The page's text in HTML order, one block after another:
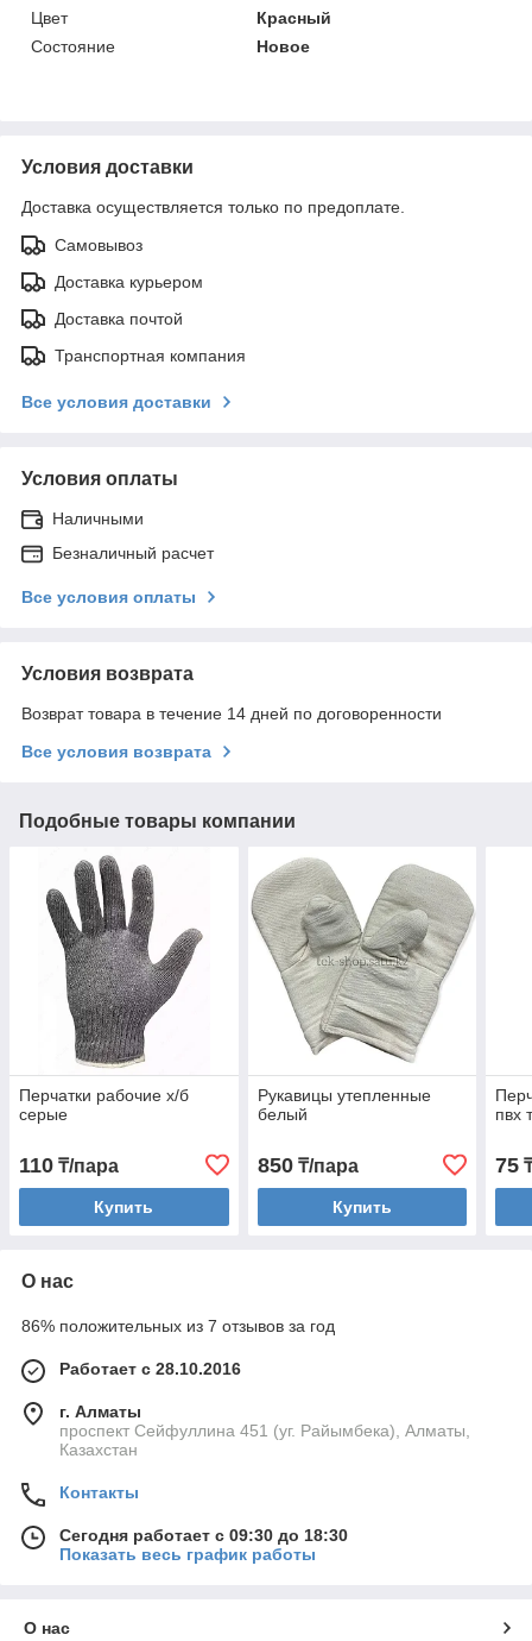
Цвет
Красный
Состояние
Новое
Условия доставки
Доставка осуществляется только по предоплате.
Самовывоз
Доставка курьером
Доставка почтой
Транспортная компания
Все условия доставки
Условия оплаты
Наличными
Безналичный расчет
Все условия оплаты
Условия возврата
Возврат товара в течение 14 дней по договоренности
Все условия возврата
Подобные товары компании
Перчатки рабочие х/б
серые
110 ₸/пара
Купить
Рукавицы утепленные
белый
850₸/пара
Купить
пвх
75
О нас
86% положительных из 7 отзывов за год
Работает с 28.10.2016
г. Алматы
проспект Сейфуллина 451 (уг. Райымбека), Алматы,
Казахстан
Контакты
Сегодня работает с 09:30 до 18:30
Показать весь график работы
О нас